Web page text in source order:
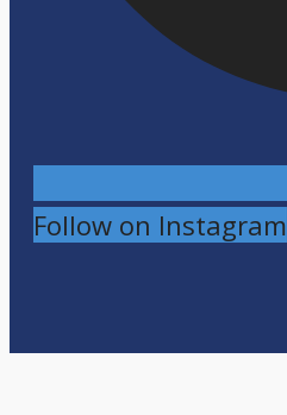
Follow on Instagram